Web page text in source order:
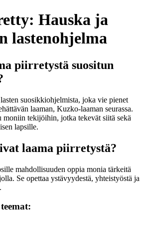
Hauska ja
lastenohjelma
piirretystä suositun
suosikkiohjelmista, joka vie pienet
laaman, Kuzko-laaman seurassa.
moniin tekijöihin, jotka tekevät siitä sekä
lapsille.
laama piirretystä?
mahdollisuuden oppia monia tärkeitä
Se opettaa ystävyydestä, yhteistyöstä ja